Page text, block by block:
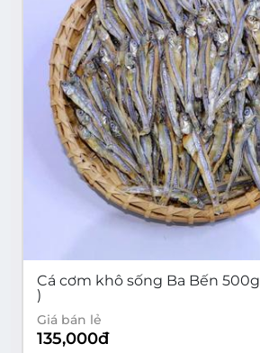
Cá cơm khô sống Ba Bến 500g ( nguyên con
)
Giá bán lẻ
135,000đ